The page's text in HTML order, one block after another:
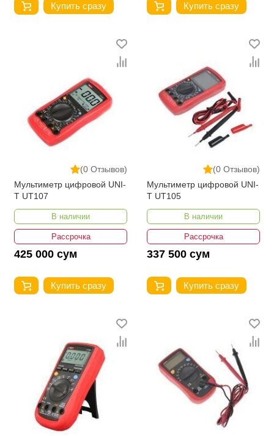
Купить сразу Купить сразу
(0 Отзывов)
Мультиметр цифровой UNI-
T UT107
В наличии
Рассрочка
425 000 сум
Купить сразу
(0 Отзывов)
Мультиметр цифровой UNI-
T UT105
В наличии
Рассрочка
337 500 сум
Купить сразу